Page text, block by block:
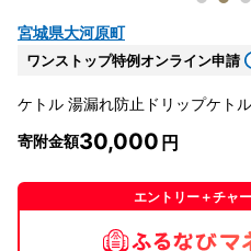
宮城県大河原町
ワンストップ特例オンライン申請
ケトル 湯漏れ防止ドリップケト
寄附金額30,000
エントリー＋チャ